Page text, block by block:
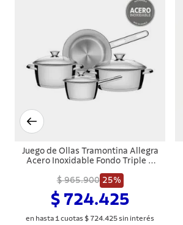
Juego de Ollas Tramontina Allegra
Acero Inoxidable Fondo Triple 7
$ 965.900 25%
$ 724.425
en hasta 1 cuotas $ 724.425sin interés